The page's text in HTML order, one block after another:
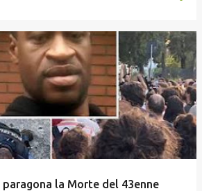
paragona la Morte del 43enne